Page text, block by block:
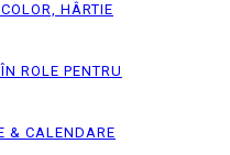
HÂRTIE
ROLE PENTRU
& CALENDARE